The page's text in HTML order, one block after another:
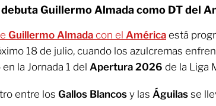
debuta Guillermo Almada como DT del
Guillermo Almada con el América está
18 de julio, cuando los azulcremas
la Jornada 1 del Apertura 2026 de la Liga
entre los Gallos Blancos y las Águilas se